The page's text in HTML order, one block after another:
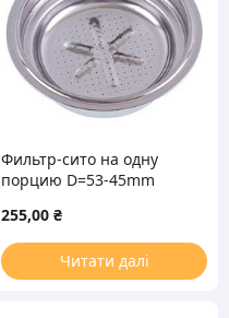
Фильтр-сито на одну
порцию D=53-45mm
кофеварок
255,00 ₴
Читати далі